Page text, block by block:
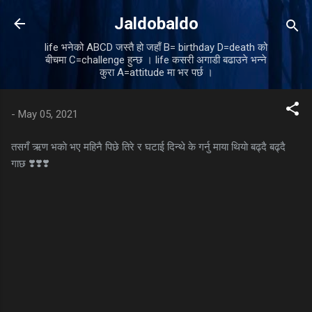
Skip to main content
Jaldobaldo
life भनेको ABCD जस्तै हो जहाँ B= birthday D=death को
बीचमा C=challenge हुन्छ । life कसरी अगाडी बढाउने भन्ने
कुरा A=attitude मा भर पर्छ ।
- May 05, 2021
तसगँ ऋण भकाे भए महिनै पिछे तिरे र घटाई दिन्थे के गर्नु माया थियाे बढ्दै बढ्दै
गाछ ❣️❣️❣️